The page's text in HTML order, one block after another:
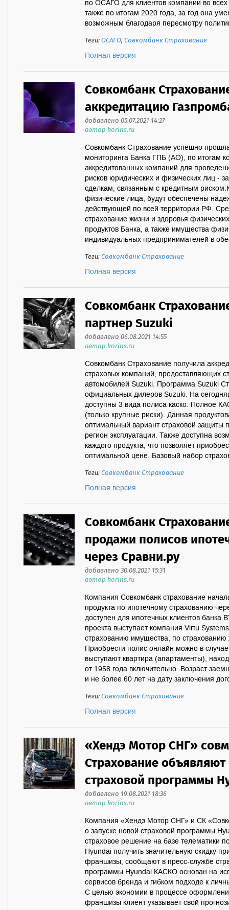
по ОСАГО для клиентов компании во
также по итогам 2020 года, за год она
возможным благодаря пересмотру
Теги:ОСАГО,Совкомбанк Страхование
Полная версия
Совкомбанк
аккредитацию
добавлено 05.07.2021 14:27
автор korins.ru
Совкомбанк Страхование успешно
мониторинга Банка ГПБ (АО), по итогам
аккредитованных компаний для
рисков юридических и физических лиц -
сделкам, связанным с кредитным
физические лица, будут обеспечены
действующей по всей территории РФ.
страхование жизни и здоровья
продуктов Банка, а также имущества
индивидуальных предпринимателей в
Теги:Совкомбанк Страхование
Полная версия
Совкомбанк
партнер Suzuki
добавлено 06.08.2021 14:55
автор korins.ru
Совкомбанк Страхование получила
страховых компаний, предоставляющих
автомобилей Suzuki. Программа Suzuki
официальных дилеров Suzuki. На
доступны 3 вида полиса каско: Полное
(только крупные риски). Данная
оптимальный вариант страховой защиты
регион эксплуатации. Также доступна
каждого продукта, что позволяет
оптимальной цене. Базовый набор
Теги:Совкомбанк Страхование
Полная версия
Совкомбанк
продажи полисов
через Сравни.ру
добавлено 30.08.2021 15:31
автор korins.ru
Компания Совкомбанк страхование
продукта по ипотечному страхованию
доступен для ипотечных клиентов банка
проекта выступает компания Virtu
страхованию имущества, по
Приобрести полис онлайн можно в
выступают квартира (апартаменты),
от 1958 года включительно. Возраст
и не более 60 лет на дату заключения
Теги:Совкомбанк Страхование
Полная версия
«Хендэ Мотор СНГ»
Страхование
страховой программы
добавлено 19.08.2021 18:36
автор korins.ru
Компания «Хендэ Мотор СНГ» и СК
о запуске новой страховой программы
страховое решение на базе телематики
Hyundai получить значительную скидку
франшизы, сообщают в пресс-службе
программы Hyundai КАСКО основан на
сервисов бренда и гибком подходе к
С целью экономии в процессе
франшизы клиент указывает свой